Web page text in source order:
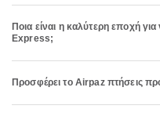
Ποια είναι η καλύτερη εποχή
Express;
Προσφέρει το Airpaz πτήσεις